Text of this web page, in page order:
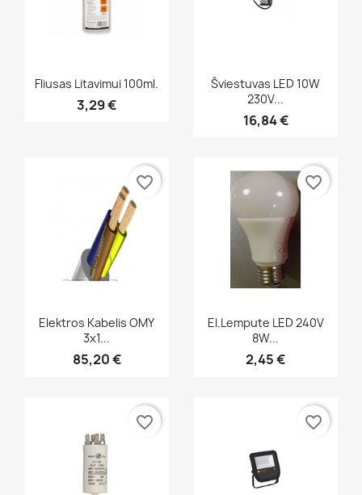
Greita peržiūra
Fliusas Litavimui 100ml.
3,29 €
Greita peržiūra
Šviestuvas LED 10W
230V...
16,84 €
Greita peržiūra
Elektros Kabelis OMY
3x1...
85,20 €
favorite_border
Greita peržiūra
El.lempute LED 240V
8W...
2,45 €
favorite_border
favorite_border favorite_border